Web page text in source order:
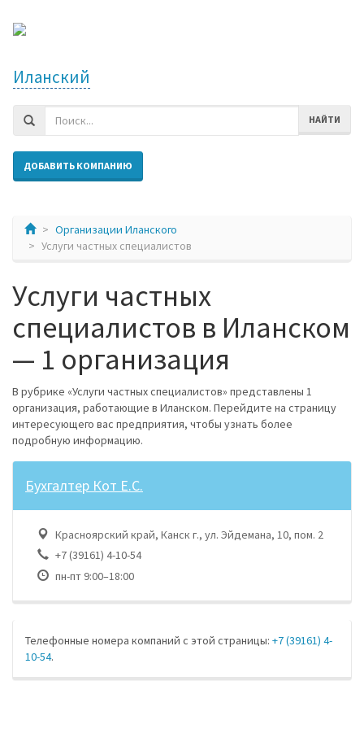
Иланский
НАЙТИ
ДОБАВИТЬ КОМПАНИЮ
Организации Иланского
Услуги частных специалистов
Услуги частных
специалистов в Иланском
— 1 организация
В рубрике «Услуги частных специалистов» представлены 1
организация, работающие в Иланском. Перейдите на страницу
интересующего вас предприятия, чтобы узнать более
подробную информацию.
Бухгалтер Кот Е.С.
Красноярский край, Канск г., ул. Эйдемана, 10, пом. 2
+7 (39161) 4-10-54
пн-пт 9:00–18:00
Телефонные номера компаний с этой страницы: +7 (39161) 4-
10-54.